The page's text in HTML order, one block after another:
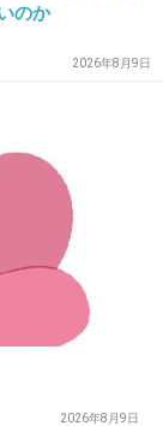
か
のか
2026年8月9日
2026年8月9日